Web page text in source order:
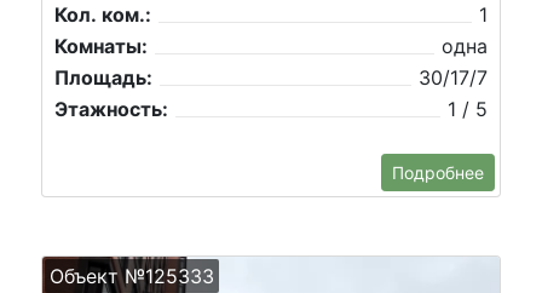
Кол. ком.:
1
Комнаты:
одна
Площадь:
30/17/7
Этажность:
1 / 5
Подробнее
Объект №125333